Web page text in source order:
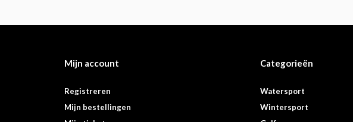
Mijn account
Registreren
Mijn bestellingen
Categorieën
Watersport
Wintersport